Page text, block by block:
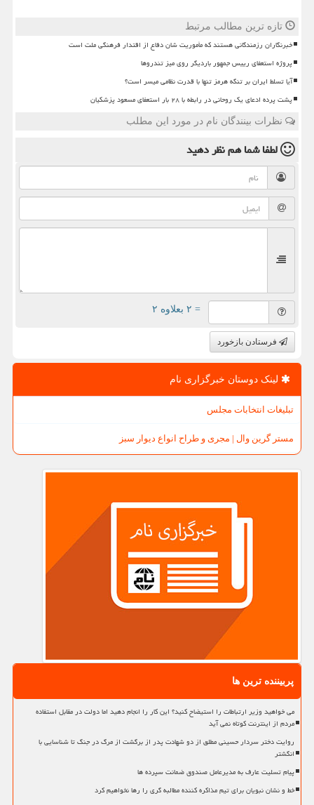
تازه ترین مطالب مرتبط
خبرنگاران رزمندگانی هستند که مأموریت شان دفاع از اقتدار فرهنگی ملت است
پروژه استعفای رییس جمهور باردیگر روی میز تندروها
آیا تسلط ایران بر تنگه هرمز تنها با قدرت نظامی میسر است؟
پشت پرده ادعای یک روحانی در رابطه با ۲۸ بار استعفای مسعود پزشکیان
نظرات بینندگان نام در مورد این مطلب
لطفا شما همنظر دهید
= ۲ بعلاوه ۲
فرستادن بازخورد
لینک دوستان خبرگزاری نام
تبلیغات انتخابات مجلس
مستر گرین وال | مجری و طراح انواع دیوار سبز
پربیننده ترین ها
می خواهید وزیر ارتباطات را استیضاح کنید؟ این کار را انجام دهید اما دولت در مقابل استفاده
مردم از اینترنت کوتاه نمی آید
روایت دختر سردار حسینی مطلق از دو شهادت پدر از برگشت از مرگ در جنگ تا شناسایی با
انگشتر
پیام تسلیت عارف به مدیرعامل صندوق ضمانت سپرده ها
خط و نشان نبویان برای تیم مذاکره کننده مطالبه گری را رها نخواهیم کرد